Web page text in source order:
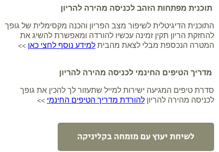
תוכנית מפתחות הזהב לכניסה מהירה להריון
התוכנית הדיגיטלית לשיפור מצב הפריון והכנה מקסימלית של גופך
להחזקת הריון תקין זמינה עכשיו להורדה ומאפשרת להשיג את
המטרה הנכספת מבלי לצאת מהבית למידע נוסף לחצי כאן >>
מדריך הטיפים החינמי לכניסה מהירה להריון
סדרת טיפים המגיעה ישירות למייל שתעזור לך להכין את גופך
לכניסה מהירה להריון להורדת מדריך הטיפים החינמי >>
לשיחת יעוץ עם מומחה בקליניקה